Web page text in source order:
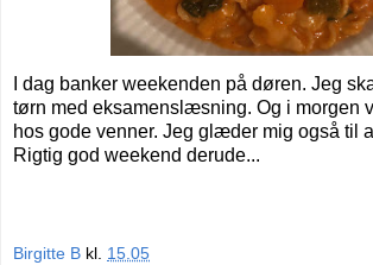
I dag banker weekenden på døren. Jeg
tørn med eksamenslæsning. Og i morgen
hos gode venner. Jeg glæder mig også til
Rigtig god weekend derude...
Birgitte B kl. 15.05